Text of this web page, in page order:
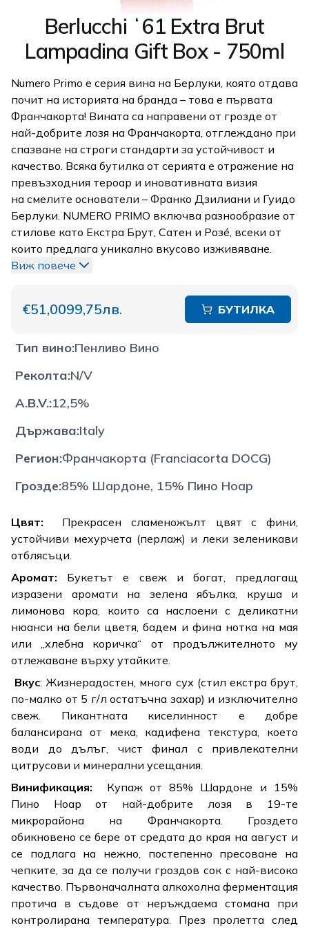
Berlucchi ʻ61 Extra Brut
Lampadina Gift Box - 750ml
Numero Primo е серия вина на Берлуки, която отдава
почит на историята на бранда – това е първата
Франчакорта! Вината са направени от грозде от
най-добрите лозя на Франчакорта, отглеждано при
спазване на строги стандарти за устойчивост и
качество. Всяка бутилка от серията е отражение на
превъзходния тероар и иновативната визия
на смелите основатели – Франко Дзилиани и Гуидо
Берлуки. NUMERO PRIMO включва разнообразие от
стилове като Екстра Брут, Сатен и Розé, всеки от
които предлага уникално вкусово изживяване.
Виж повече
€51,0099,75лв. БУТИЛКА
Тип вино:Пенливо Вино
Реколта:N/V
A.B.V.:12,5%
Държава:Italy
Регион:Франчакорта (Franciacorta DOCG)
Грозде:85% Шардоне, 15% Пино Ноар
Цвят: Прекрасен сламеножълт цвят с фини,
устойчиви мехурчета (перлаж) и леки зеленикави
отблясъци.
Аромат: Букетът е свеж и богат, предлагащ
изразени аромати на зелена ябълка, круша и
лимонова кора, които са наслоени с деликатни
нюанси на бели цветя, бадем и фина нотка на мая
или „хлебна коричка“ от продължителното му
отлежаване върху утайките.
Вкус: Жизнерадостен, много сух (стил екстра брут,
по-малко от 5 г/л остатъчна захар) и изключително
свеж. Пикантната киселинност е добре
балансирана от мека, кадифена текстура, което
води до дълъг, чист финал с привлекателни
цитрусови и минерални усещания.
Винификация:
Купаж от 85% Шардоне и 15%
Пино Ноар от най-добрите лозя в 19-те
микрорайона на Франчакорта. Гроздето
обикновено се бере от средата до края на август и
се подлага на нежно, постепенно пресоване на
чепките, за да се получи гроздов сок с най-високо
качество. Първоначалната алкохолна ферментация
протича в съдове от неръждаема стомана при
контролирана температура. През пролетта след